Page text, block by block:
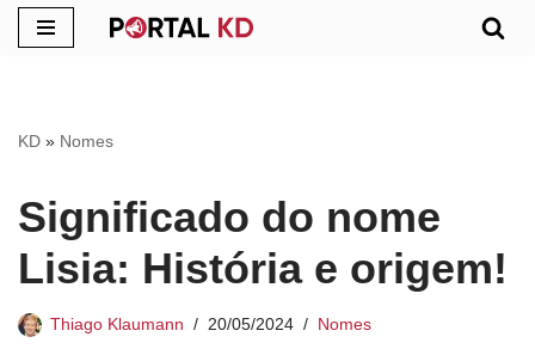
conteúdo
KD » Nomes
Significado do nome
Lisia: História e origem!
Thiago Klaumann 20/05/2024 Nomes